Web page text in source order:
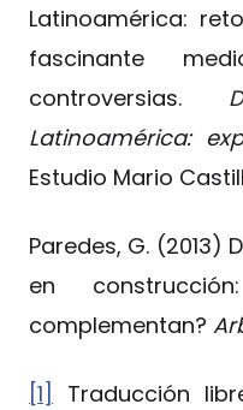
Latinoamérica:
fascinante
controversias.
Latinoamérica:
Estudio Mario
Paredes, G. (2013)
en
complementan?
[1] Traducción